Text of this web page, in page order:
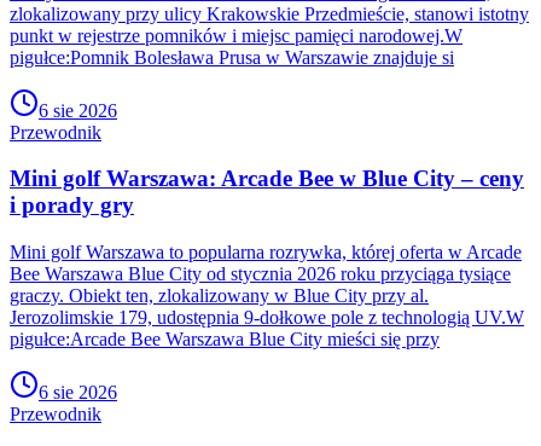
zlokalizowany przy ulicy Krakowskie Przedmieście, stanowi istotny
punkt w rejestrze pomników i miejsc pamięci narodowej.W
pigułce:Pomnik Bolesława Prusa w Warszawie znajduje si
6 sie 2026
Przewodnik
Mini golf Warszawa: Arcade Bee w Blue City – ceny
i porady gry
Mini golf Warszawa to popularna rozrywka, której oferta w Arcade
Bee Warszawa Blue City od stycznia 2026 roku przyciąga tysiące
graczy. Obiekt ten, zlokalizowany w Blue City przy al.
Jerozolimskie 179, udostępnia 9-dołkowe pole z technologią UV.W
pigułce:Arcade Bee Warszawa Blue City mieści się przy
6 sie 2026
Przewodnik